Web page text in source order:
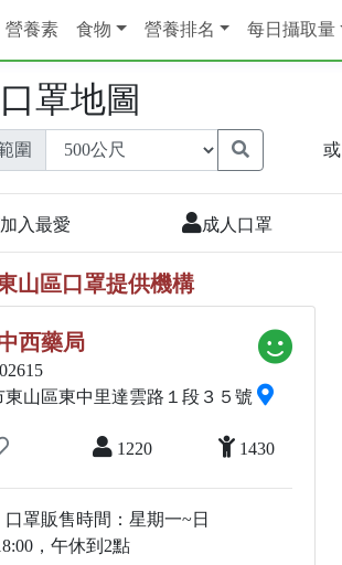
營養素 食物 營養排名 每日攝取量
罩地圖
圍 或
加入最愛 成人口罩
山區口罩提供機構
西藥局
東山區東中里達雲路１段３５號
1220 1430
口罩販售時間：星期一~日
，午休到2點